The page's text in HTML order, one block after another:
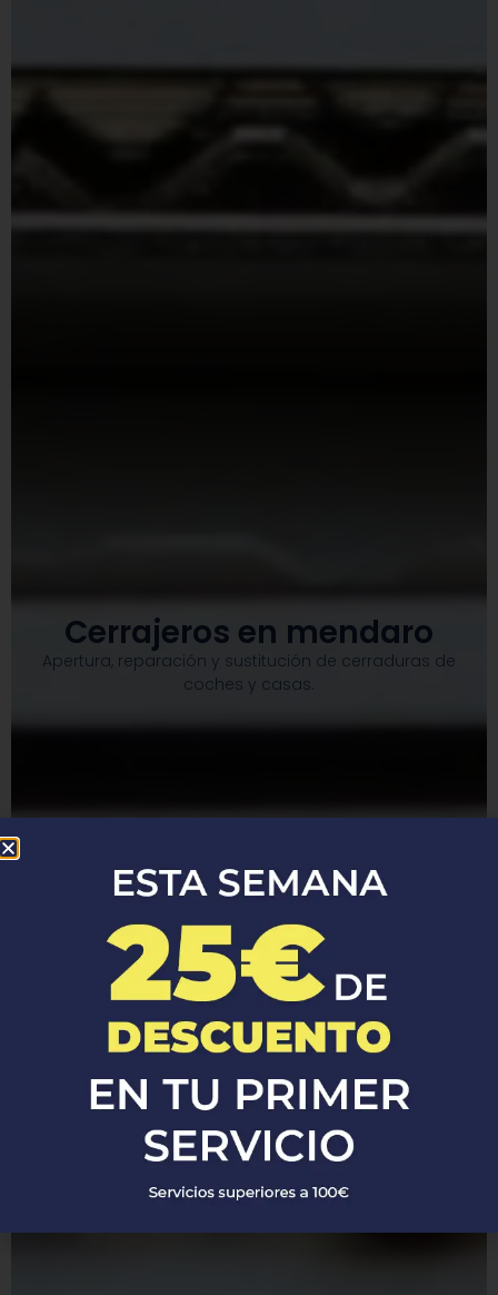
Cerrajeros en mendaro
Apertura, reparación y sustitución de cerraduras de
coches y casas.​